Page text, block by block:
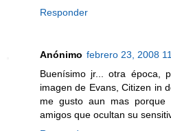
Responder
Anónimo febrero 23, 2008
Buenísimo jr... otra época,
imagen de Evans, Citizen in
me gusto aun mas
amigos que ocultan su